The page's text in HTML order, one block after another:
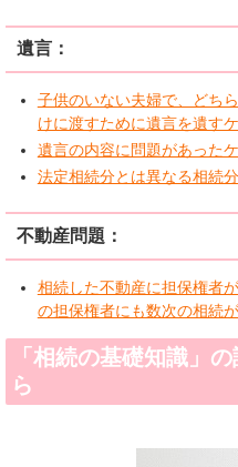
遺言：
子供のいない夫婦で、どち
けに渡すために遺言を遺す
遺言の内容に問題があった
法定相続分とは異なる相続
不動産問題：
相続した不動産に担保権者
の担保権者にも数次の相続
「相続の基礎知識」
ら